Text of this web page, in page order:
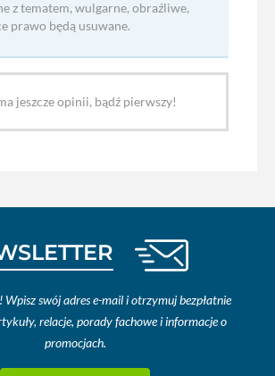
z tematem, wulgarne, obraźliwe,
prawo będą usuwane.
jeszcze opinii, bądź pierwszy!
Wpisz swój adres e-mail i otrzymuj bezpłatnie
relacje, porady fachowe i informacje o
promocjach.